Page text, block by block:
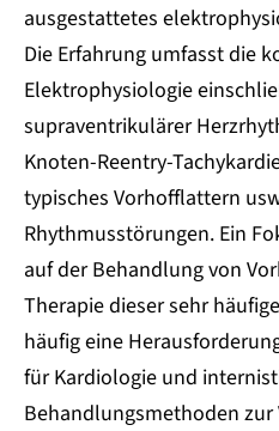
ausgestattetes
Die Erfahrung umfasst die
Elektrophysiologie
supraventrikulärer
Knoten-Reentry-
typisches Vorhofflattern
Rhythmusstörungen. Ein
auf der Behandlung von
Therapie dieser sehr
häufig eine
für Kardiologie und
Behandlungsmethoden